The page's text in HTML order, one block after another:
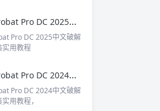
Adobe Acrobat Pro DC 2025中文破解版下载及安装实用教程
Pro DC 2025中文破解
实用教程
Adobe Acrobat Pro DC 2024中文破解版下载及安装实用教程
Pro DC 2024中文破解
用教程，